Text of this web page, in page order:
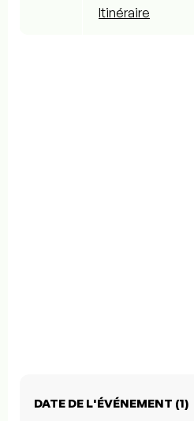
Itinéraire
DATE DE L'ÉVÉNEMENT (1)